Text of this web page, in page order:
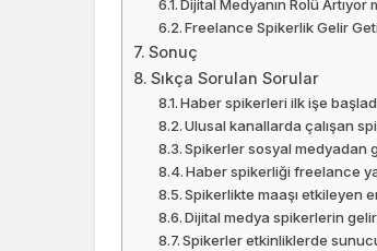
Dijital Medyanın Rolü Artıyor
Freelance Spikerlik Gelir
Sonuç
Sıkça Sorulan Sorular
Haber spikerleri ilk işe
Ulusal kanallarda çalışan
Spikerler sosyal medyadan
Haber spikerliği freelance
Spikerlikte maaşı etkileyen
Dijital medya spikerlerin
Spikerler etkinliklerde